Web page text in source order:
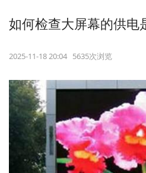
如何检查大屏幕的供电
2025-11-18 20:04 5635次浏览